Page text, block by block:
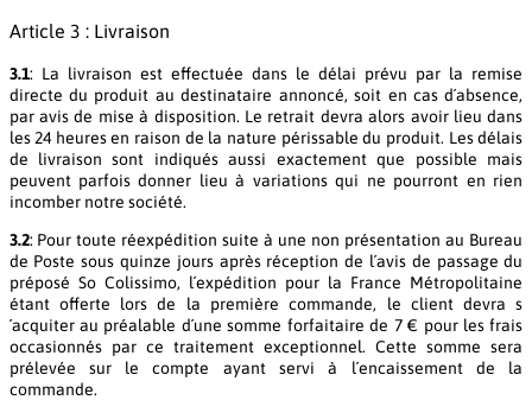
Article 3 : Livraison
3.1: La livraison est effectuée dans le délai prévu par la remise
directe du produit au destinataire annoncé, soit en cas d´absence,
par avis de mise à disposition. Le retrait devra alors avoir lieu dans
les 24 heures en raison de la nature périssable du produit. Les délais
de livraison sont indiqués aussi exactement que possible mais
peuvent parfois donner lieu à variations qui ne pourront en rien
incomber notre société.
3.2: Pour toute réexpédition suite à une non présentation au Bureau
de Poste sous quinze jours après réception de l´avis de passage du
préposé So Colissimo, l´expédition pour la France Métropolitaine
étant offerte lors de la première commande, le client devra s
´acquiter au préalable d´une somme forfaitaire de 7 € pour les frais
occasionnés par ce traitement exceptionnel. Cette somme sera
prélevée sur le compte ayant servi à l´encaissement de la
commande.